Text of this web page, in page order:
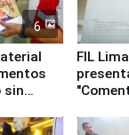
6
sin
FIL